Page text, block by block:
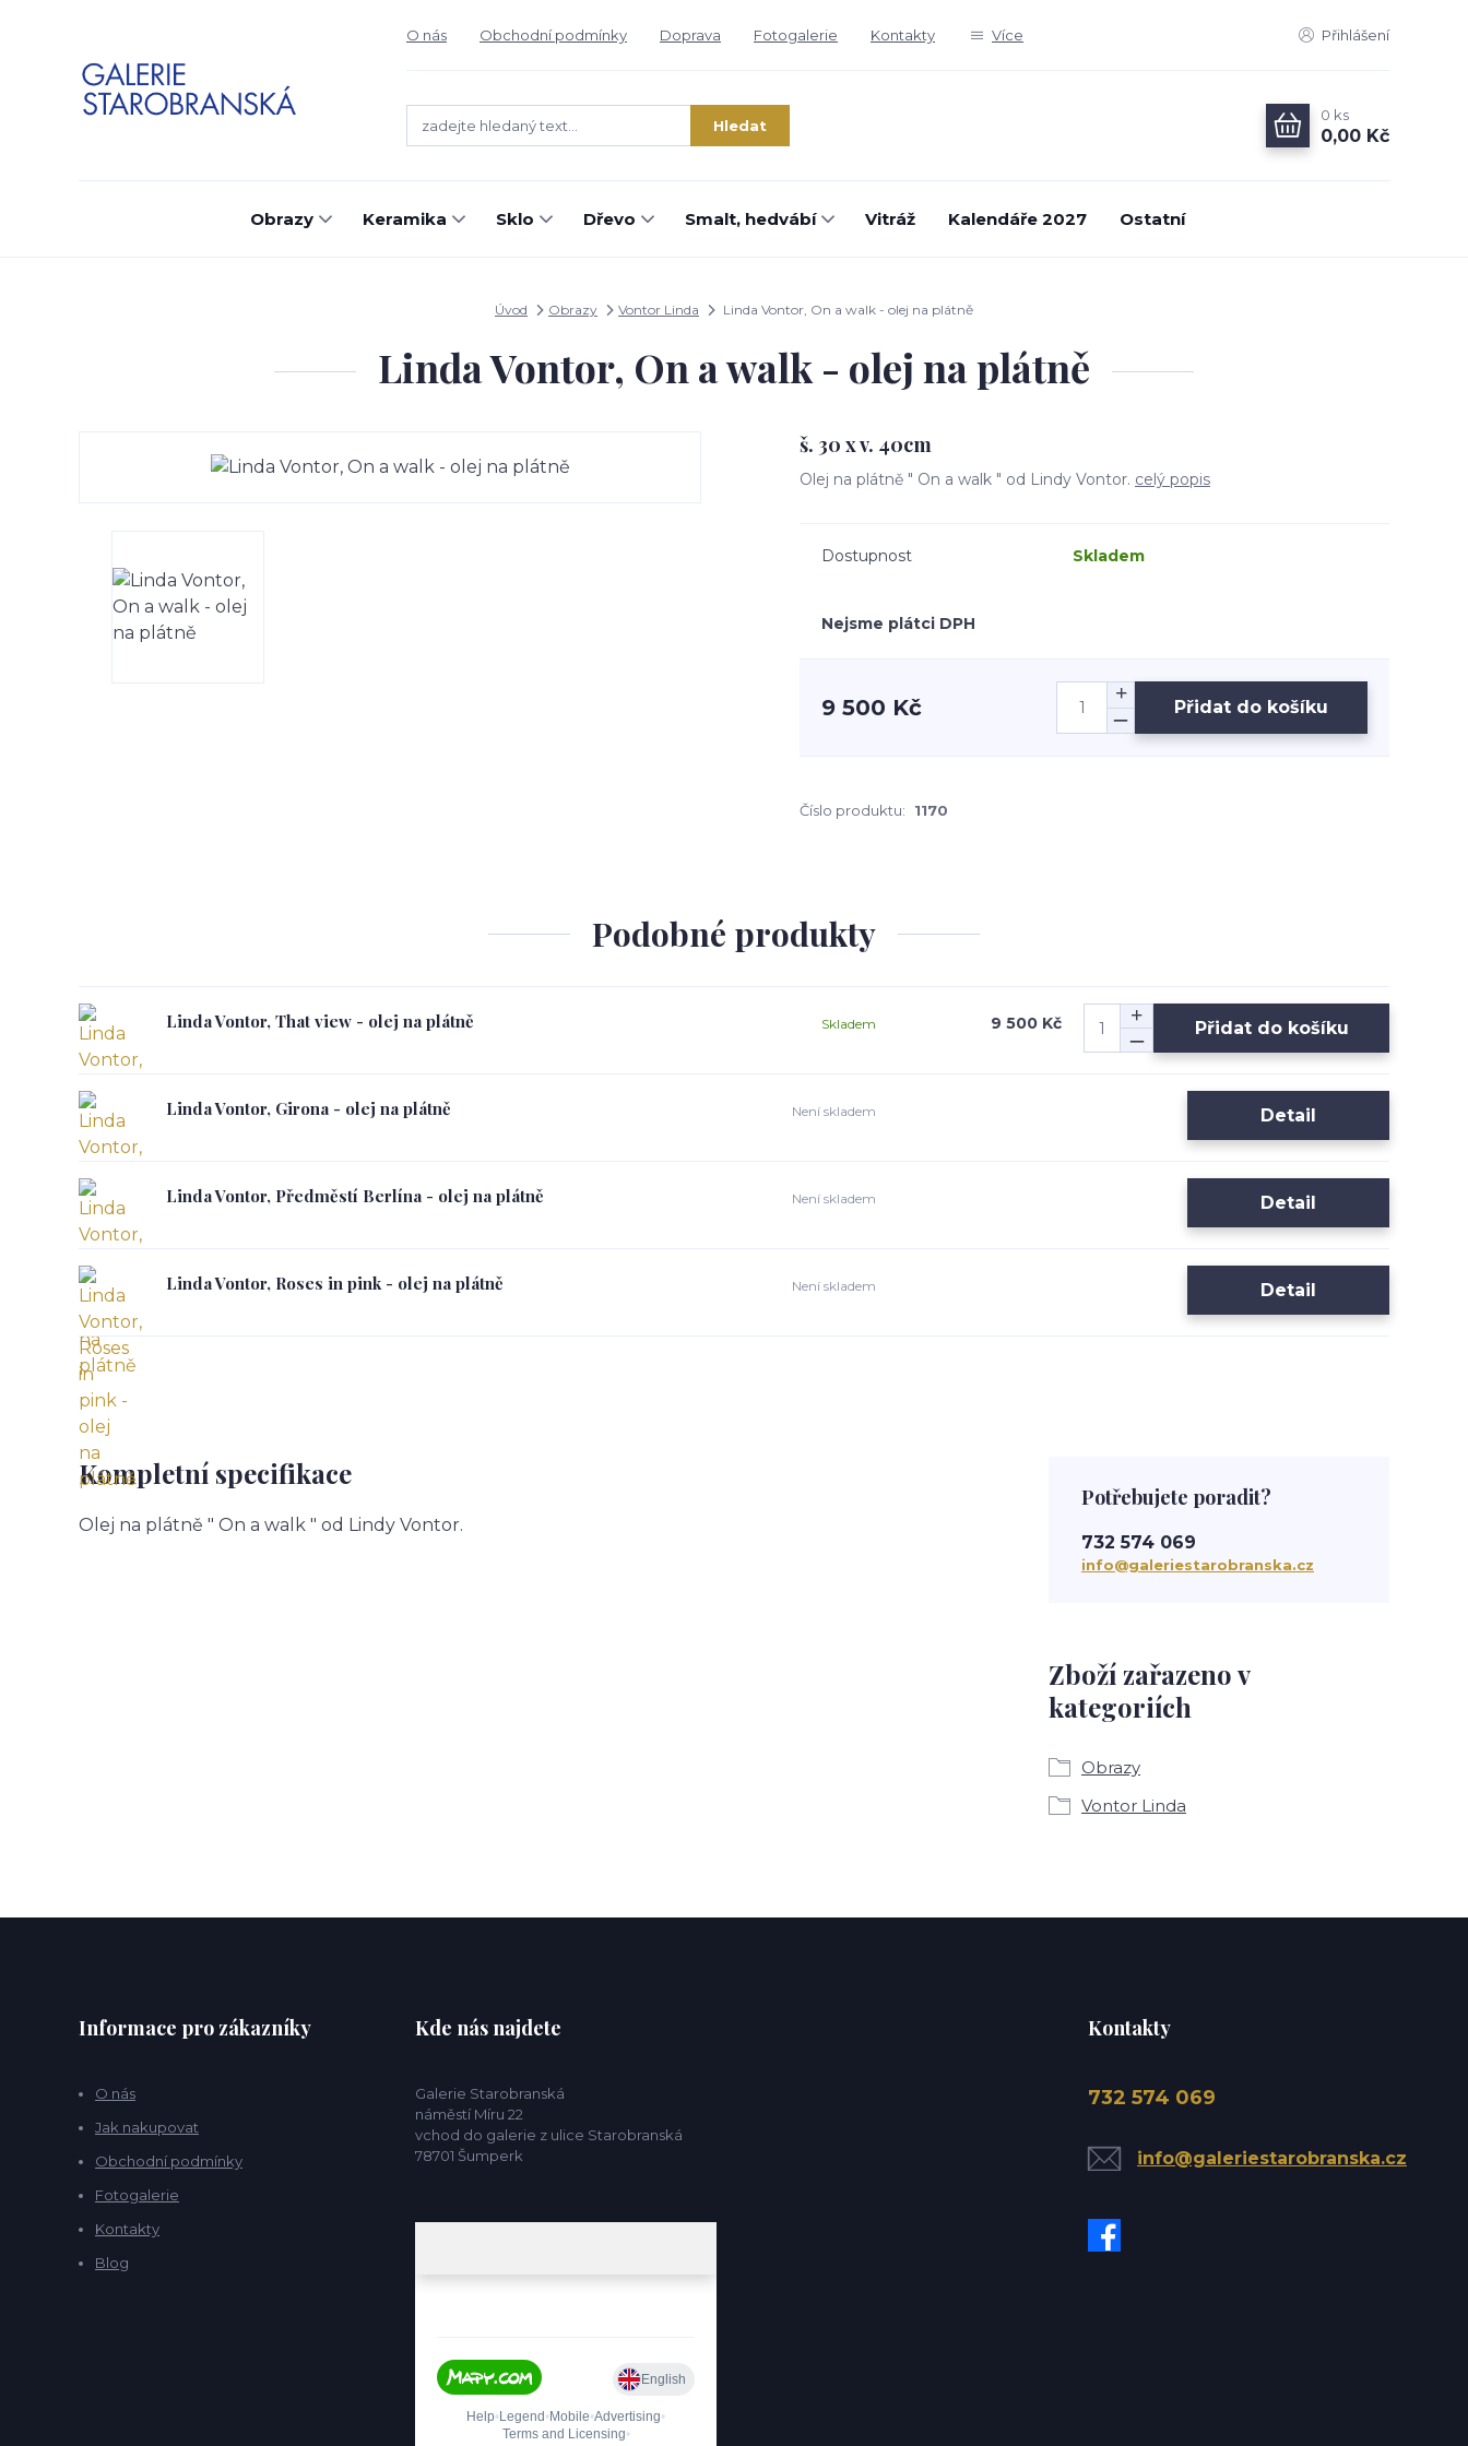
O nás Obchodní podmínky Doprava Fotogalerie Kontakty Více Přihlášení
Hledat
0 ks
0,00 Kč
Obrazy Keramika Sklo Dřevo Smalt, hedvábí Vitráž Kalendáře 2027 Ostatní
Úvod Obrazy Vontor Linda Linda Vontor, On a walk - olej na plátně
Linda Vontor, On a walk - olej na plátně
š. 30 x v. 40cm
Olej na plátně " On a walk " od Lindy Vontor. celý popis
Dostupnost Skladem
Nejsme plátci DPH
9 500 Kč Přidat do košíku
Číslo produktu: 1170
Podobné produkty
Linda Vontor, That view - olej na plátně 9 500 Kč
Skladem Přidat do košíku
Linda Vontor, Girona - olej na plátně Není skladem Detail
Linda Vontor, Předměstí Berlína - olej na plátně Není skladem Detail
Linda Vontor, Roses in pink - olej na plátně Není skladem Detail
Kompletní specifikace
Olej na plátně " On a walk " od Lindy Vontor.
Zboží zařazeno v
kategoriích
Obrazy
Vontor Linda
Potřebujete poradit?
732 574 069
info@galeriestarobranska.cz
Informace pro zákazníky
O nás
Jak nakupovat
Obchodní podmínky
Fotogalerie
Kontakty
Blog
Kde nás najdete
Galerie Starobranská
náměstí Míru 22
vchod do galerie z ulice Starobranská
78701 Šumperk
Kontakty
732 574 069
info@galeriestarobranska.cz